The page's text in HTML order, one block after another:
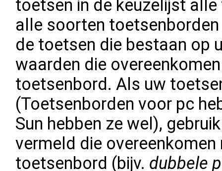
toetsen in de keuzelijst
alle soorten
de toetsen die bestaan op
waarden die
toetsenbord. Als uw
(Toetsenborden voor pc
Sun hebben ze wel),
vermeld die
toetsenbord (bijv. dubbele